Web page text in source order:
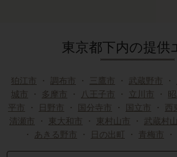
東京都下内の提供
狛江市 ・ 調布市 ・ 三鷹市 ・ 武蔵野市 ・
城市
・ 多摩市 ・ 八王子市 ・ 立川市 ・
平市
・ 日野市 ・ 国分寺市 ・ 国立市 ・ 西
清瀬市
・ 東大和市 ・ 東村山市 ・ 武蔵村山
・ あきる野市 ・ 日の出町 ・ 青梅市 ・